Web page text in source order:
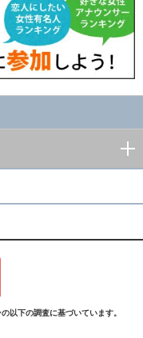
以下の調査に基づいています。